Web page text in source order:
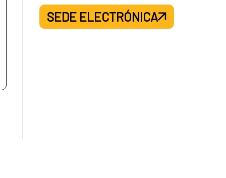
SEDE ELECTRÓNICA